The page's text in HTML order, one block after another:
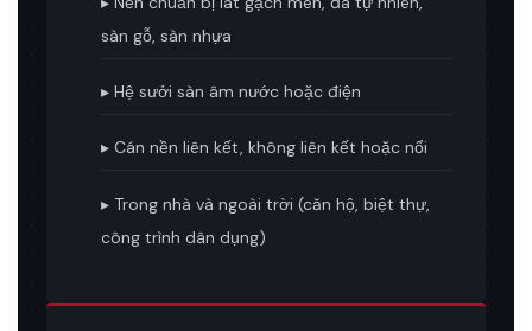
sàn gỗ, sàn nhựa
▸ Hệ sưởi sàn âm nước hoặc điện
▸ Cán nền liên kết, không liên kết hoặc nổi
▸ Trong nhà và ngoài trời (căn hộ, biệt thự,
công trình dân dụng)